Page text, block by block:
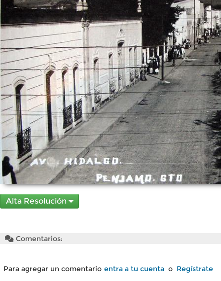
Alta Resolución
Comentarios:
Para agregar un comentario entra a tu cuenta o Regístrate